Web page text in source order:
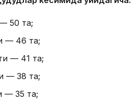
50 та;
— 46 та;
— 41 та;
— 38 та;
— 35 та;